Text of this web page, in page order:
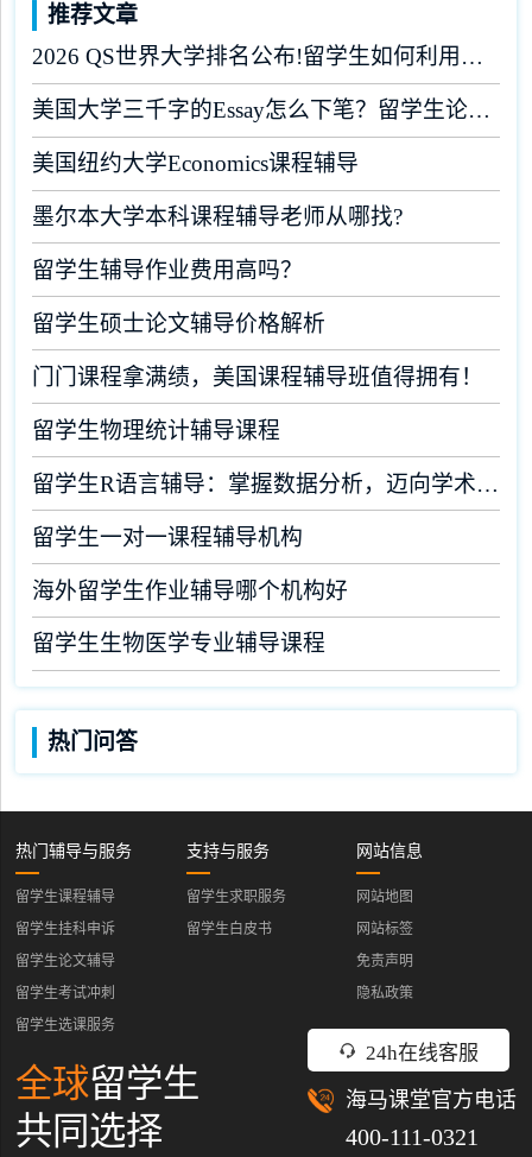
推荐文章
2026 QS世界大学排名公布!留学生如何利用榜单做好学业规划?
美国大学三千字的Essay怎么下笔？留学生论文辅导
美国纽约大学Economics课程辅导
墨尔本大学本科课程辅导老师从哪找?
留学生辅导作业费用高吗？
留学生硕士论文辅导价格解析
门门课程拿满绩，美国课程辅导班值得拥有！
留学生物理统计辅导课程
留学生R语言辅导：掌握数据分析，迈向学术成功
留学生一对一课程辅导机构
海外留学生作业辅导哪个机构好
留学生生物医学专业辅导课程
热门问答
24h在线客服
海马课堂官方电话
400-111-0321
热门辅导与服务
留学生课程辅导
留学生挂科申诉
留学生论文辅导
留学生考试冲刺
留学生选课服务
支持与服务
留学生求职服务
留学生白皮书
网站信息
网站地图
网站标签
免责声明
隐私政策
全球留学生
共同选择